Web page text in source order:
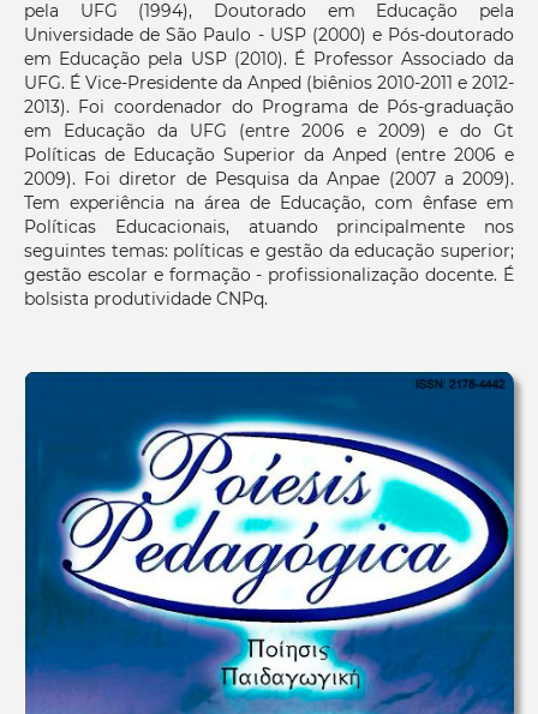
pela UFG (1994), Doutorado em Educação pela
Universidade de São Paulo - USP (2000) e Pós-doutorado
em Educação pela USP (2010). É Professor Associado da
UFG. É Vice-Presidente da Anped (biênios 2010-2011 e 2012-
2013). Foi coordenador do Programa de Pós-graduação
em Educação da UFG (entre 2006 e 2009) e do Gt
Políticas de Educação Superior da Anped (entre 2006 e
2009). Foi diretor de Pesquisa da Anpae (2007 a 2009).
Tem experiência na área de Educação, com ênfase em
Políticas Educacionais, atuando principalmente nos
seguintes temas: políticas e gestão da educação superior;
gestão escolar e formação - profissionalização docente. É
bolsista produtividade CNPq.